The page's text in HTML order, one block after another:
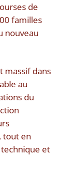
de
familles
nouveau
massif dans
au
du
tout en
et